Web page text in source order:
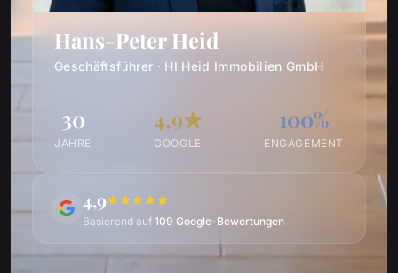
Hans-Peter Heid
Geschäftsführer · HI Heid Immobilien GmbH
30
JAHRE
4,9★
GOOGLE
100%
ENGAGEMENT
4,9
Basierend auf 109 Google-Bewertungen